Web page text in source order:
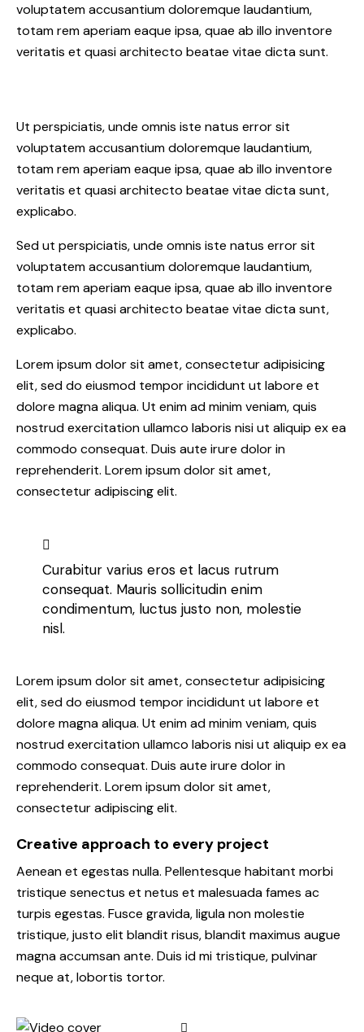
voluptatem accusantium doloremque laudantium,
totam rem aperiam eaque ipsa, quae ab illo inventore
veritatis et quasi architecto beatae vitae dicta sunt.
Ut perspiciatis, unde omnis iste natus error sit
voluptatem accusantium doloremque laudantium,
totam rem aperiam eaque ipsa, quae ab illo inventore
veritatis et quasi architecto beatae vitae dicta sunt,
explicabo.
Sed ut perspiciatis, unde omnis iste natus error sit
voluptatem accusantium doloremque laudantium,
totam rem aperiam eaque ipsa, quae ab illo inventore
veritatis et quasi architecto beatae vitae dicta sunt,
explicabo.
Lorem ipsum dolor sit amet, consectetur adipisicing
elit, sed do eiusmod tempor incididunt ut labore et
dolore magna aliqua. Ut enim ad minim veniam, quis
nostrud exercitation ullamco laboris nisi ut aliquip ex ea
commodo consequat. Duis aute irure dolor in
reprehenderit. Lorem ipsum dolor sit amet,
consectetur adipiscing elit.
Curabitur varius eros et lacus rutrum
consequat. Mauris sollicitudin enim
condimentum, luctus justo non, molestie
nisl.
Lorem ipsum dolor sit amet, consectetur adipisicing
elit, sed do eiusmod tempor incididunt ut labore et
dolore magna aliqua. Ut enim ad minim veniam, quis
nostrud exercitation ullamco laboris nisi ut aliquip ex ea
commodo consequat. Duis aute irure dolor in
reprehenderit. Lorem ipsum dolor sit amet,
consectetur adipiscing elit.
Creative approach to every project
Aenean et egestas nulla. Pellentesque habitant morbi
tristique senectus et netus et malesuada fames ac
turpis egestas. Fusce gravida, ligula non molestie
tristique, justo elit blandit risus, blandit maximus augue
magna accumsan ante. Duis id mi tristique, pulvinar
neque at, lobortis tortor.